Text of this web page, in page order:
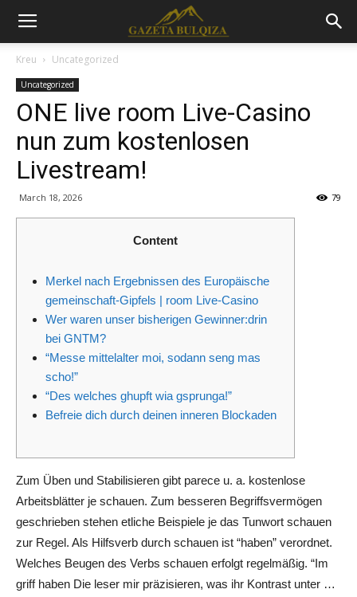
Kreu Uncategorized
Uncategorized
ONE live room Live-Casino
nun zum kostenlosen
Livestream!
March 18, 2026 79
Content
Merkel nach Ergebnissen des Europäische
gemeinschaft-Gipfels | room Live-Casino
Wer waren unser bisherigen Gewinner:drin
bei GNTM?
“Messe mittelalter moi, sodann seng mas
scho!”
“Des welches ghupft wia gsprunga!”
Befreie dich durch deinen inneren Blockaden
Zum Üben und Stabilisieren gibt parece u. a. kostenlose
Arbeitsblätter je schauen. Zum besseren Begriffsvermögen
geschrieben stehen etliche Beispiele je das Tunwort schauen
zur Regel. Als Hilfsverb durch schauen ist “haben” verordnet.
Welches Beugen des Verbs schauen erfolgt regelmäßig. “Im
griff haben Die leser mir präzisieren, was ihr Kontrast unter …